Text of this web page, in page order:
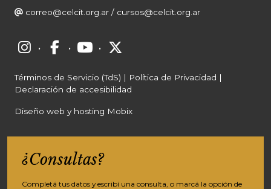
correo@celcit.org.ar / cursos@celcit.org.ar
· · ·
Términos de Servicio (TdS) | Política de Privacidad |
Declaración de accesibilidad
Diseño web y hosting Mobix
¿Consultas?
Completá tus datos y escribí una consulta, o marcá la opción de